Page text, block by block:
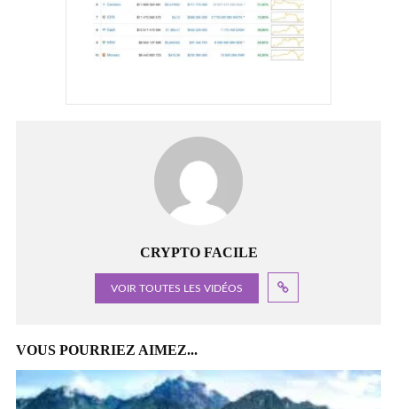
CRYPTO FACILE
VOIR TOUTES LES VIDÉOS
VOUS POURRIEZ AIMEZ...